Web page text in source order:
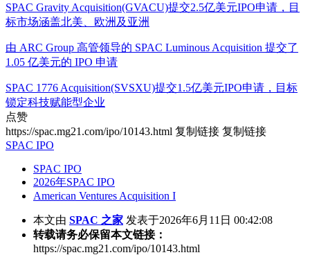
SPAC Gravity Acquisition(GVACU)提交2.5亿美元IPO申请，目
标市场涵盖北美、欧洲及亚洲
由 ARC Group 高管领导的 SPAC Luminous Acquisition 提交了
1.05 亿美元的 IPO 申请
SPAC 1776 Acquisition(SVSXU)提交1.5亿美元IPO申请，目标
锁定科技赋能型企业
点赞
https://spac.mg21.com/ipo/10143.html 复制链接 复制链接
SPAC IPO
SPAC IPO
2026年SPAC IPO
American Ventures Acquisition I
本文由 SPAC 之家 发表于2026年6月11日 00:42:08
转载请务必保留本文链接：
https://spac.mg21.com/ipo/10143.html